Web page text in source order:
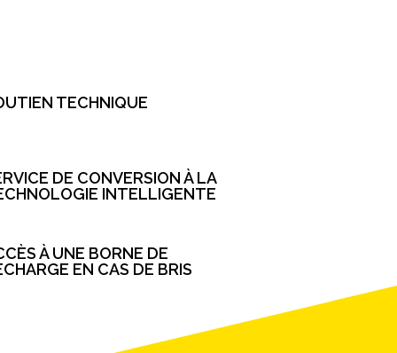
TECHNIQUE
DE CONVERSION À LA
INTELLIGENTE
À UNE BORNE DE
EN CAS DE BRIS